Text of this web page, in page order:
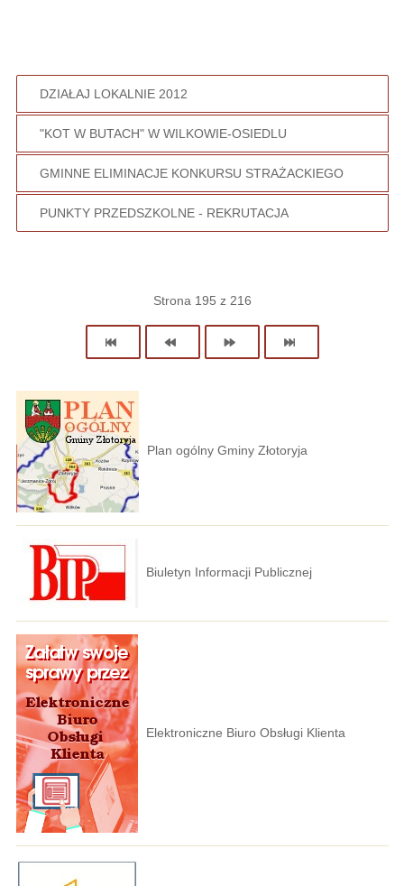
DZIAŁAJ LOKALNIE 2012
"KOT W BUTACH" W WILKOWIE-OSIEDLU
GMINNE ELIMINACJE KONKURSU STRAŻACKIEGO
PUNKTY PRZEDSZKOLNE - REKRUTACJA
Strona 195 z 216
Plan ogólny Gminy Złotoryja
Biuletyn Informacji Publicznej
Elektroniczne Biuro Obsługi Klienta